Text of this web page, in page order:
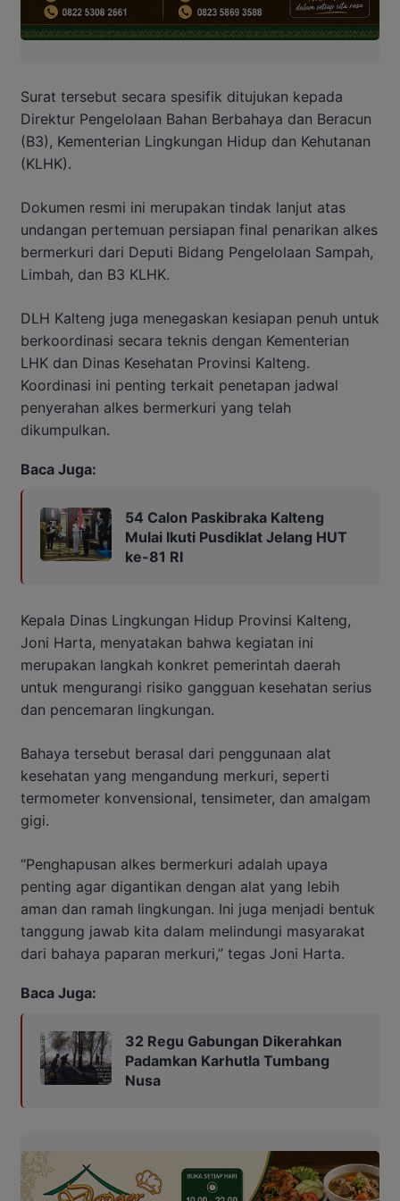
Surat tersebut secara spesifik ditujukan kepada
Direktur Pengelolaan Bahan Berbahaya dan Beracun
(B3), Kementerian Lingkungan Hidup dan Kehutanan
(KLHK).
Dokumen resmi ini merupakan tindak lanjut atas
undangan pertemuan persiapan final penarikan alkes
bermerkuri dari Deputi Bidang Pengelolaan Sampah,
Limbah, dan B3 KLHK.
DLH Kalteng juga menegaskan kesiapan penuh untuk
berkoordinasi secara teknis dengan Kementerian
LHK dan Dinas Kesehatan Provinsi Kalteng.
Koordinasi ini penting terkait penetapan jadwal
penyerahan alkes bermerkuri yang telah
dikumpulkan.
Baca Juga:
54 Calon Paskibraka Kalteng
Mulai Ikuti Pusdiklat Jelang HUT
ke-81 RI
Kepala Dinas Lingkungan Hidup Provinsi Kalteng,
Joni Harta, menyatakan bahwa kegiatan ini
merupakan langkah konkret pemerintah daerah
untuk mengurangi risiko gangguan kesehatan serius
dan pencemaran lingkungan.
Bahaya tersebut berasal dari penggunaan alat
kesehatan yang mengandung merkuri, seperti
termometer konvensional, tensimeter, dan amalgam
gigi.
“Penghapusan alkes bermerkuri adalah upaya
penting agar digantikan dengan alat yang lebih
aman dan ramah lingkungan. Ini juga menjadi bentuk
tanggung jawab kita dalam melindungi masyarakat
dari bahaya paparan merkuri,” tegas Joni Harta.
Baca Juga:
32 Regu Gabungan Dikerahkan
Padamkan Karhutla Tumbang
Nusa